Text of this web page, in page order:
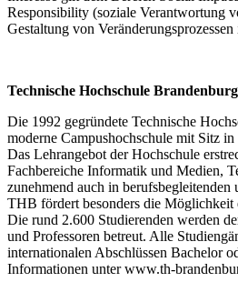
Responsibility (soziale Verantwortung
Gestaltung von
Technische Hochschule Brandenburg
Die 1992 gegründete Technische
moderne Campushochschule mit Sitz
Das Lehrangebot der Hochschule
Fachbereiche Informatik und Medien,
zunehmend auch in
THB fördert besonders die Möglichkeit
Die rund 2.600 Studierenden werden
und Professoren betreut. Alle
internationalen Abschlüssen Bachelor
Informationen unter www.th-